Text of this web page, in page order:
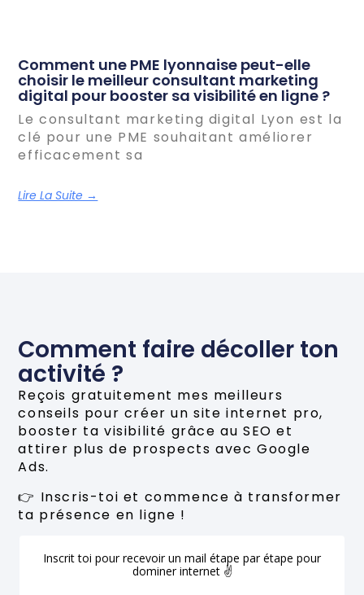
Comment une PME lyonnaise peut-elle
choisir le meilleur consultant marketing
digital pour booster sa visibilité en ligne ?
Le consultant marketing digital Lyon est la
clé pour une PME souhaitant améliorer
efficacement sa
Lire La Suite →
Comment faire décoller ton
activité ?
Reçois gratuitement mes meilleurs
conseils pour créer un site internet pro,
booster ta visibilité grâce au SEO et
attirer plus de prospects avec Google
Ads.
👉 Inscris-toi et commence à transformer
ta présence en ligne !
Inscrit toi pour recevoir un mail étape par étape pour
dominer internet ✌